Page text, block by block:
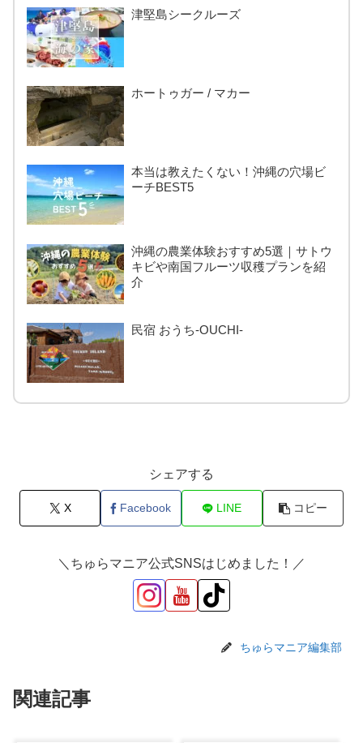
津堅島シークルーズ
ホートゥガー / マカー
本当は教えたくない！沖縄の穴場ビ
ーチBEST5
沖縄の農業体験おすすめ5選｜サトウ
キビや南国フルーツ収穫プランを紹
介
民宿 おうち-OUCHI-
シェアする
X Facebook LINE コピー
＼ちゅらマニア公式SNSはじめました！／
ちゅらマニア編集部
関連記事